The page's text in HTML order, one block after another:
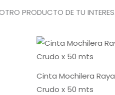
PRODUCTO DE TU INTERES.
Cinta Mochilera
Crudo x 50 mts